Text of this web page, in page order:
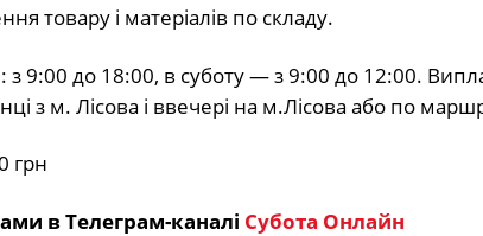
товару і матеріалів по складу.
з 9:00 до 18:00, в суботу — з 9:00 до 12:00.
з м. Лісова і ввечері на м.Лісова або по
грн
в Телеграм-каналі Субота Онлайн